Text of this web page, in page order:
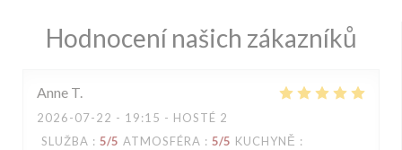
Hodnocení našich zákazníků
Anne T
2026-07-22 - 19:15 - HOSTÉ 2
SLUŽBA : 5/5 ATMOSFÉRA : 5/5 KUCHYNĚ :